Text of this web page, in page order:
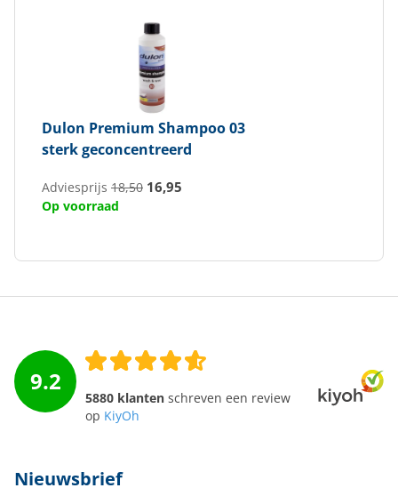
Dulon Premium Shampoo 03
sterk geconcentreerd
Adviesprijs 18,50 16,95
Op voorraad
9.2
5880 klanten schreven een review
op KiyOh
Nieuwsbrief